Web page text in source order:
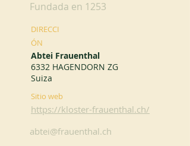
Fundada en 1253
DIRECCI
ÓN
Abtei Frauenthal
6332 HAGENDORN ZG
Suiza
Sitio web
https://kloster-frauenthal.ch/
abtei@frauenthal.ch